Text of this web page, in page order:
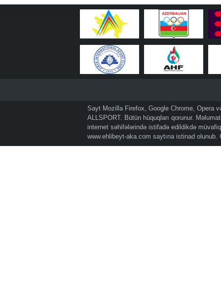
Sayt Mozilla Firefox, Google Chrome, Opera
ALLSPORT. Bütün hüquqları qorunur.
internet səhifələrində istifadə edildikdə
www.ehlibeyt-aka.com saytına istinad olunub.